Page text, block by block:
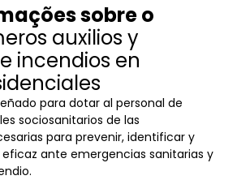
sobre o
auxilios y
incendios en
para dotar al personal de
sociosanitarios de las
para prevenir, identificar y
ante emergencias sanitarias y